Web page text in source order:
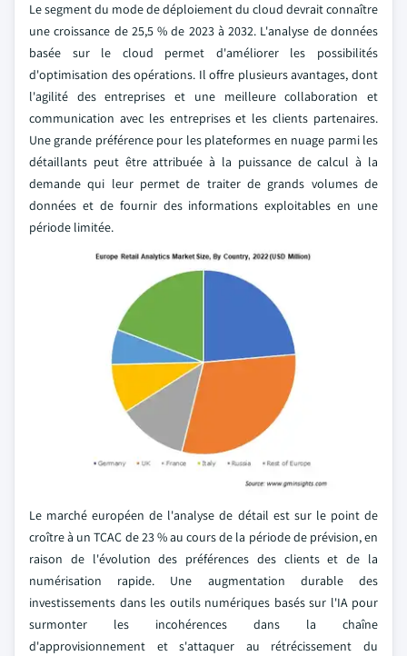
Le segment du mode de déploiement du cloud devrait connaître
une croissance de 25,5 % de 2023 à 2032. L'analyse de données
basée sur le cloud permet d'améliorer les possibilités
d'optimisation des opérations. Il offre plusieurs avantages, dont
l'agilité des entreprises et une meilleure collaboration et
communication avec les entreprises et les clients partenaires.
Une grande préférence pour les plateformes en nuage parmi les
détaillants peut être attribuée à la puissance de calcul à la
demande qui leur permet de traiter de grands volumes de
données et de fournir des informations exploitables en une
période limitée.
Le marché européen de l'analyse de détail est sur le point de
croître à un TCAC de 23 % au cours de la période de prévision, en
raison de l'évolution des préférences des clients et de la
numérisation rapide. Une augmentation durable des
investissements dans les outils numériques basés sur l'IA pour
surmonter les incohérences dans la chaîne
d'approvisionnement et s'attaquer au rétrécissement du